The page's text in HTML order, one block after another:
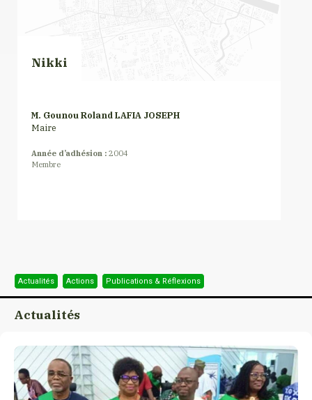
Nikki
M. Gounou Roland LAFIA JOSEPH
Maire
Année d’adhésion : 2004
Membre
Actualités Actions Publications & Réflexions
Actualités